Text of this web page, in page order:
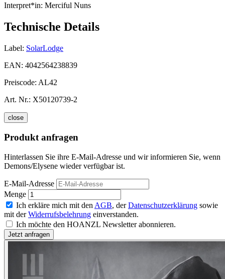
Interpret*in: Merciful Nuns
Technische Details
Label: SolarLodge
EAN: 4042564238839
Preiscode: AL42
Art. Nr.: X50120739-2
close
Produkt anfragen
Hinterlassen Sie ihre E-Mail-Adresse und wir informieren Sie, wenn
Demons/Elysene wieder verfügbar ist.
E-Mail-Adresse
Menge
Ich erkläre mich mit den AGB, derDatenschutzerklärung sowie
mit derWiderrufsbelehrung einverstanden.
Ich möchte den HOANZL Newsletter abonnieren.